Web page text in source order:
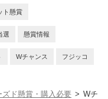
ト懸賞
選 懸賞情報
Wチャンス フジッコ
ズド懸賞・購入必要
Wチ